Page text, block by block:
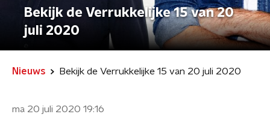
Bekijk de Verrukkelijke 15 van 20
juli 2020
Nieuws Bekijk de Verrukkelijke 15 van 20 juli 2020
ma 20 juli 2020 19:16